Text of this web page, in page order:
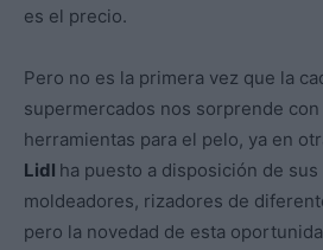
es el precio.
Pero no es la primera vez que la
supermercados nos sorprende
herramientas para el pelo, ya en
Lidl ha puesto a disposición de
moldeadores, rizadores de
pero la novedad de esta